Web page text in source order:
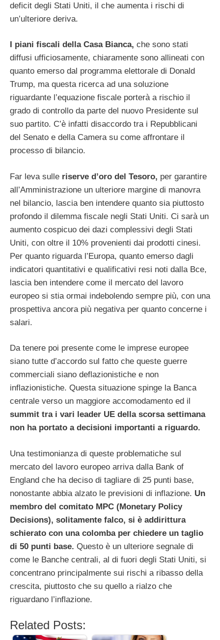
deficit degli Stati Uniti, il che aumenta i rischi di
un’ulteriore deriva.
I piani fiscali della Casa Bianca, che sono stati
diffusi ufficiosamente, chiaramente sono allineati con
quanto emerso dal programma elettorale di Donald
Trump, ma questa ricerca ad una soluzione
riguardante l’equazione fiscale porterà a rischio il
grado di controllo da parte del nuovo Presidente sul
suo partito. C’è infatti disaccordo tra i Repubblicani
del Senato e della Camera su come affrontare il
processo di bilancio.
Far leva sulle riserve d’oro del Tesoro, per garantire
all’Amministrazione un ulteriore margine di manovra
nel bilancio, lascia ben intendere quanto sia piuttosto
profondo il dilemma fiscale negli Stati Uniti. Ci sarà un
aumento cospicuo dei dazi complessivi degli Stati
Uniti, con oltre il 10% provenienti dai prodotti cinesi.
Per quanto riguarda l’Europa, quanto emerso dagli
indicatori quantitativi e qualificativi resi noti dalla Bce,
lascia ben intendere come il mercato del lavoro
europeo si stia ormai indebolendo sempre più, con una
prospettiva ancora più negativa per quanto concerne i
salari.
Da tenere poi presente come le imprese europee
siano tutte d’accordo sul fatto che queste guerre
commerciali siano deflazionistiche e non
inflazionistiche. Questa situazione spinge la Banca
centrale verso un maggiore accomodamento ed il
summit tra i vari leader UE della scorsa settimana
non ha portato a decisioni importanti a riguardo.
Una testimonianza di queste problematiche sul
mercato del lavoro europeo arriva dalla Bank of
England che ha deciso di tagliare di 25 punti base,
nonostante abbia alzato le previsioni di inflazione. Un
membro del comitato MPC (Monetary Policy
Decisions), solitamente falco, si è addirittura
schierato con una colomba per chiedere un taglio
di 50 punti base. Questo è un ulteriore segnale di
come le Banche centrali, al di fuori degli Stati Uniti, si
concentrano principalmente sui rischi a ribasso della
crescita, piuttosto che su quello a rialzo che
riguardano l’inflazione.
Related Posts: